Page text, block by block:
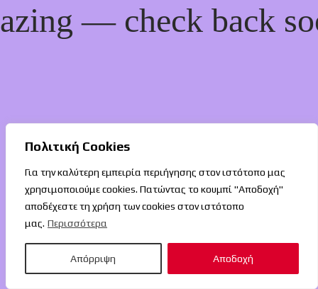
Πολιτική Cookies
Για την καλύτερη εμπειρία περιήγησης στον ιστότοπο μας
χρησιμοποιούμε cookies. Πατώντας το κουμπί "Αποδοχή"
αποδέχεστε τη χρήση των cookies στον ιστότοπο
μας. Περισσότερα
Απόρριψη Αποδοχή
— check back